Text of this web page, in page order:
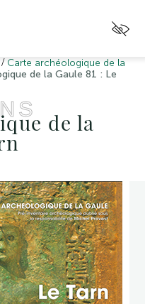
/ Carte archéologique de la
de la Gaule 81 : Le
de la